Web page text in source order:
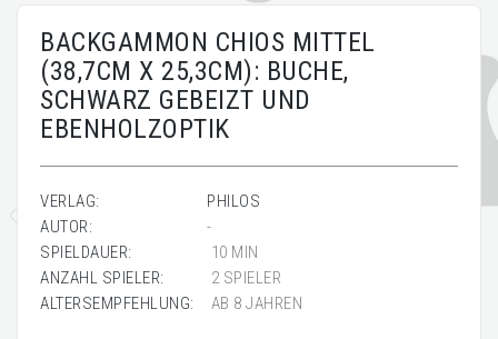
BACKGAMMON CHIOS MITTEL
(38,7CM X 25,3CM): BUCHE,
SCHWARZ GEBEIZT UND
EBENHOLZOPTIK
VERLAG:
PHILOS
AUTOR:
-
SPIELDAUER:
10 MIN
ANZAHL SPIELER:
2 SPIELER
ALTERSEMPFEHLUNG:
AB 8 JAHREN